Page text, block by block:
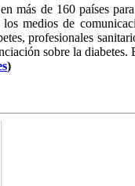
de 160 países
medios de
profesionales
sobre la
)